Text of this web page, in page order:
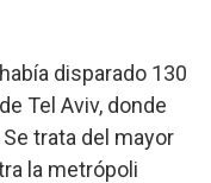
disparado 130
Tel Aviv, donde
trata del mayor
la metrópoli